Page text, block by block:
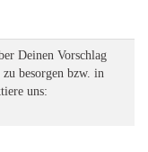
Deinen Vorschlag
besorgen bzw. in
uns: